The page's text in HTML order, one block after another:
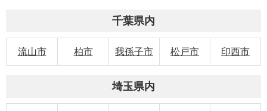
千葉県内
流山市 柏市 我孫子市 松戸市 印西市
埼玉県内